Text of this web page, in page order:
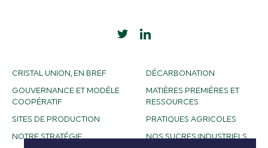
CRISTAL UNION, EN BREF
GOUVERNANCE ET MODÈLE
COOPÉRATIF
SITES DE PRODUCTION
NOTRE STRATÉGIE
DÉCARBONATION
MATIÈRES PREMIÈRES ET
RESSOURCES
PRATIQUES AGRICOLES
NOS SUCRES INDUSTRIELS